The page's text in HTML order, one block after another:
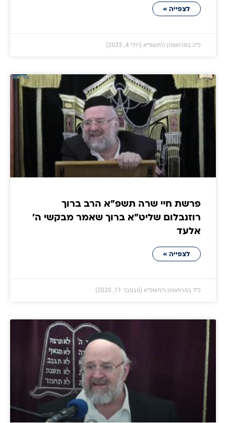
לצפייה »
כ״ה במרחשוון ה׳תשפ״א (יולי 4, 2023)
פרשת חיי שרה תשפ"א הרב ברוך
רוזנבלום שליט"א ברוך שאמר מבקשי ה'
אלעד
לצפייה »
כ״ד במרחשוון ה׳תשפ״א (נובמבר 11, 2020)